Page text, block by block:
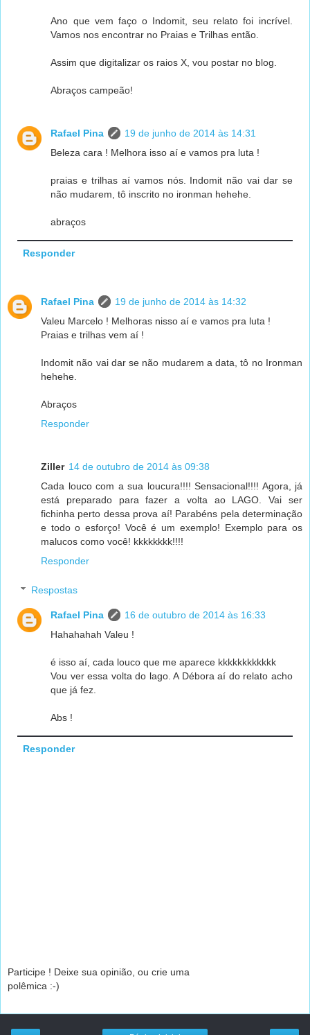
Ano que vem faço o Indomit, seu relato foi incrível.
Vamos nos encontrar no Praias e Trilhas então.
Assim que digitalizar os raios X, vou postar no blog.
Abraços campeão!
Rafael Pina
19 de junho de 2014 às 14:31
Beleza cara ! Melhora isso aí e vamos pra luta !
praias e trilhas aí vamos nós. Indomit não vai dar se
não mudarem, tô inscrito no ironman hehehe.
abraços
Responder
Rafael Pina
19 de junho de 2014 às 14:32
Valeu Marcelo ! Melhoras nisso aí e vamos pra luta !
Praias e trilhas vem aí !
Indomit não vai dar se não mudarem a data, tô no Ironman
hehehe.
Abraços
Responder
Ziller 14 de outubro de 2014 às 09:38
Cada louco com a sua loucura!!!! Sensacional!!!! Agora, já
está preparado para fazer a volta ao LAGO. Vai ser
fichinha perto dessa prova aí! Parabéns pela determinação
e todo o esforço! Você é um exemplo! Exemplo para os
malucos como você! kkkkkkkk!!!!
Responder
Respostas
Rafael Pina
16 de outubro de 2014 às 16:33
Hahahahah Valeu !
é isso aí, cada louco que me aparece kkkkkkkkkkkk
Vou ver essa volta do lago. A Débora aí do relato acho
que já fez.
Abs !
Responder
Participe ! Deixe sua opinião, ou crie uma
polêmica :-)